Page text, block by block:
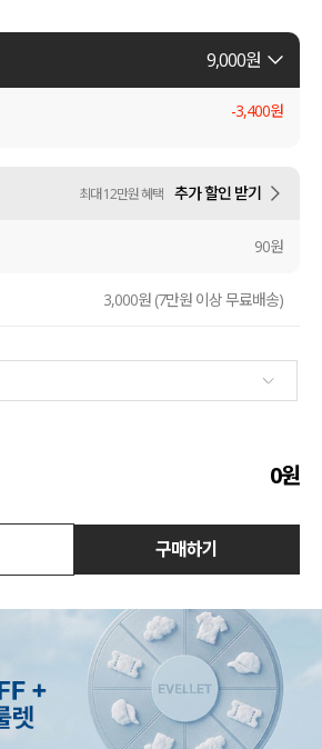
9,000원
-3,400원
최대 12만원 혜택 추가 할인 받기
90원
3,000원 (7만원 이상 무료배송)
0원
구매하기